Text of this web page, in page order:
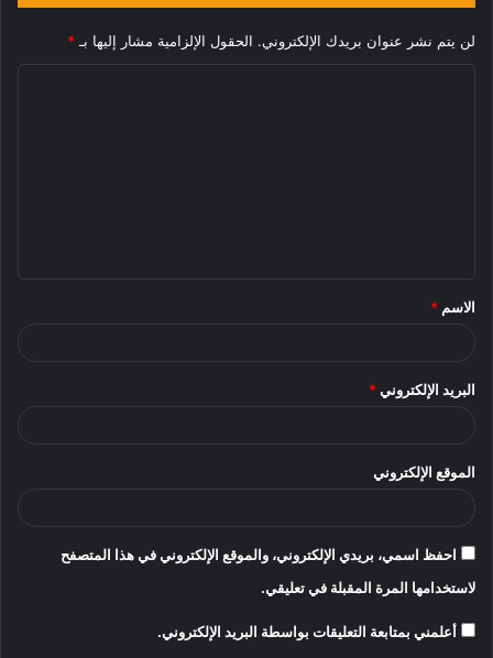
لن يتم نشر عنوان بريدك الإلكتروني. الحقول الإلزامية مشار إليها بـ *
*
الاسم *
البريد الإلكتروني *
الموقع الإلكتروني
احفظ اسمي، بريدي الإلكتروني، والموقع الإلكتروني في هذا المتصفح
لاستخدامها المرة المقبلة في تعليقي.
أعلمني بمتابعة التعليقات بواسطة البريد الإلكتروني.